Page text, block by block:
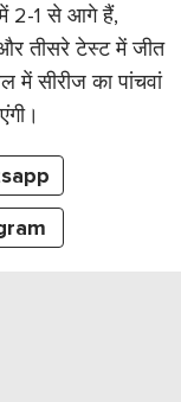
में 2-1 से आगे हैं,
तीसरे टेस्ट में जीत
में सीरीज का पांचवां